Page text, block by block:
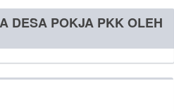
DESA POKJA PKK OLEH